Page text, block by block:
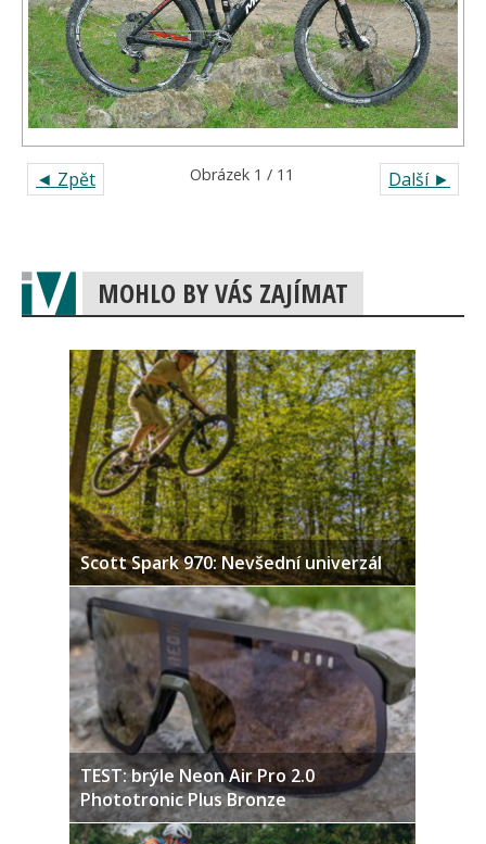
◄ Zpět Další ►
Obrázek 1 / 11
MOHLO BY VÁS ZAJÍMAT
Scott Spark 970: Nevšední univerzál
TEST: brýle Neon Air Pro 2.0
Phototronic Plus Bronze